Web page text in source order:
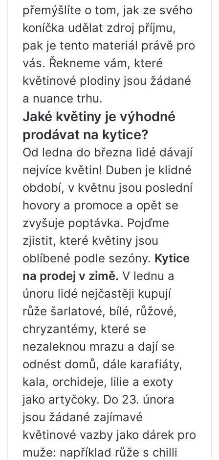
přemýšlíte o tom, jak ze svého
koníčka udělat zdroj příjmu,
pak je tento materiál právě pro
vás. Řekneme vám, které
květinové plodiny jsou žádané
a nuance trhu.
Jaké květiny je výhodné
prodávat na kytice?
Od ledna do března lidé dávají
nejvíce květin! Duben je klidné
období, v květnu jsou poslední
hovory a promoce a opět se
zvyšuje poptávka. Pojďme
zjistit, které květiny jsou
oblíbené podle sezóny. Kytice
na prodej v zimě. V lednu a
únoru lidé nejčastěji kupují
růže šarlatové, bílé, růžové,
chryzantémy, které se
nezaleknou mrazu a dají se
odnést domů, dále karafiáty,
kala, orchideje, lilie a exoty
jako artyčoky. Do 23. února
jsou žádané zajímavé
květinové vazby jako dárek pro
muže: například růže s chilli